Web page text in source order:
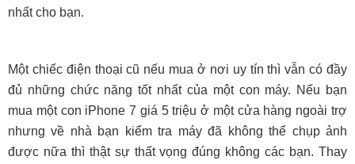
nhất cho bạn.
Một chiếc điện thoại cũ nếu mua ở nơi uy tín thì vẫn có đầy
đủ những chức năng tốt nhất của một con máy. Nếu bạn
mua một con iPhone 7 giá 5 triệu ở một cửa hàng ngoài trợ
nhưng về nhà bạn kiểm tra máy đã không thể chụp ảnh
được nữa thì thật sự thất vọng đúng không các bạn. Thay